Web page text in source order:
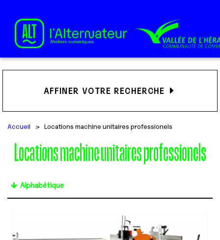
AFFINER VOTRE RECHERCHE
Accueil > Locations machine unitaires professionels
Locations machine unitaires professionels
Alphabétique